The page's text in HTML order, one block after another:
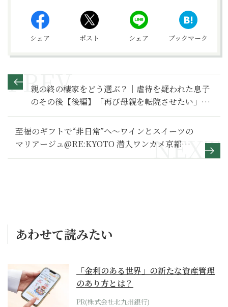
シェア ポスト シェア ブックマーク
親の終の棲家をどう選ぶ？｜虐待を疑われた息子
のその後【後編】「再び母親を転院させたい」と
考えるようになった理由とは
至福のギフトで“非日常”へ〜ワインとスイーツの
マリアージュ@RE:KYOTO 潜入ワンカメ京都リ
ポ
あわせて読みたい
「金利のある世界」の新たな資産管理
のあり方とは？
PR(株式会社北九州銀行)